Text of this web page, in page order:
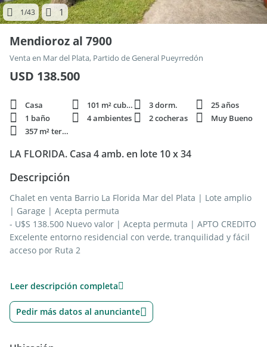
1/43 1
Mendioroz al 7900
Venta en Mar del Plata, Partido de General Pueyrredón
USD 138.500
Casa 101 m² cubie. 3 dorm.
25 años
1 baño
4 ambientes 2 cocheras
Muy Bueno
357 m² terren.
LA FLORIDA. Casa 4 amb. en lote 10 x 34
Descripción
Chalet en venta Barrio La Florida Mar del Plata | Lote amplio
| Garage | Acepta permuta
- U$S 138.500 Nuevo valor | Acepta permuta | APTO CREDITO
Excelente entorno residencial con verde, tranquilidad y fácil
acceso por Ruta 2
(Sobre Mendioroz, arteria principal del barrio La Florida)
Lote: 10,40 x 34,33
Living comedor
Leer descripción completa
Pedir más datos al anunciante